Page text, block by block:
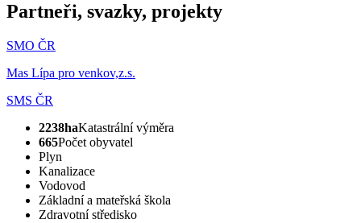
Partneři, svazky, projekty
SMO ČR
Mas Lípa pro venkov,z.s.
SMS ČR
2238haKatastrální výměra
665Počet obyvatel
Plyn
Kanalizace
Vodovod
Základní a mateřská škola
Zdravotní středisko